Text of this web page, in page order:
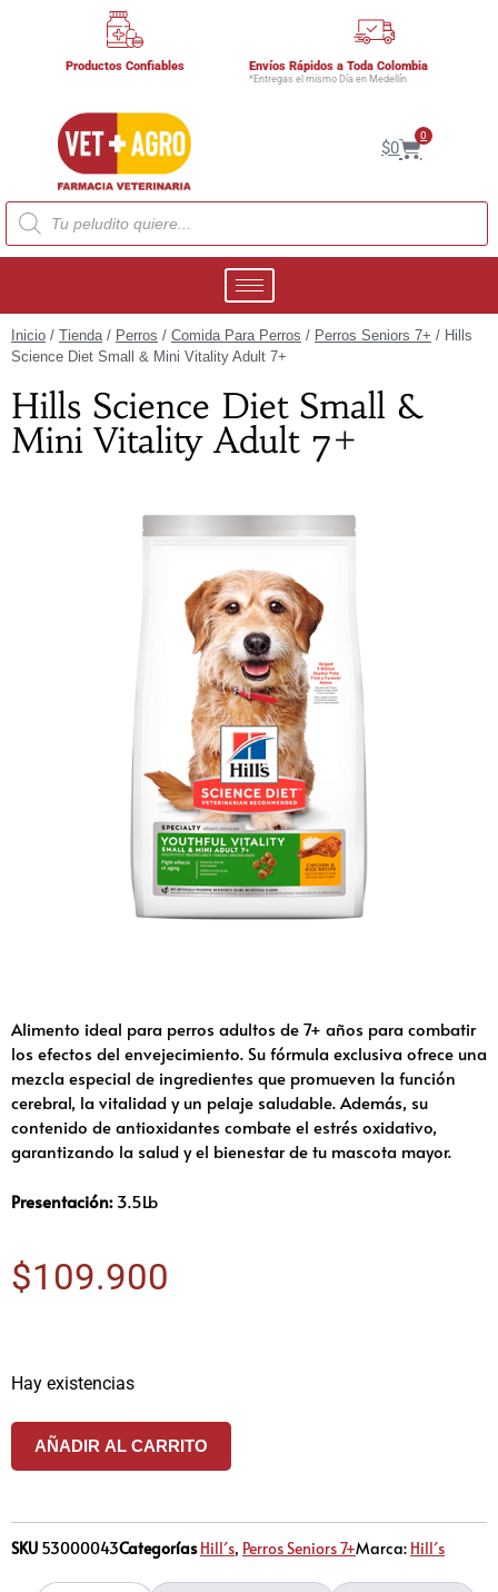
Productos Confiables Envíos Rápidos a Toda Colombia
*Entregas el mismo Día en Medellín
$0
0
Inicio / Tienda/ Perros / Comida Para Perros / Perros Seniors 7+ / Hills
Science Diet Small & Mini Vitality Adult 7+
Hills Science Diet Small &
Mini Vitality Adult 7+
Alimento ideal para perros adultos de 7+ años para combatir
los efectos del envejecimiento. Su fórmula exclusiva ofrece una
mezcla especial de ingredientes que promueven la función
cerebral, la vitalidad y un pelaje saludable. Además, su
contenido de antioxidantes combate el estrés oxidativo,
garantizando la salud y el bienestar de tu mascota mayor.
Presentación:3.5Lb
$109.900
Hay existencias
AÑADIR AL CARRITO
SKU 53000043Categorías Hill´s, Perros Seniors 7+Marca: Hill´s